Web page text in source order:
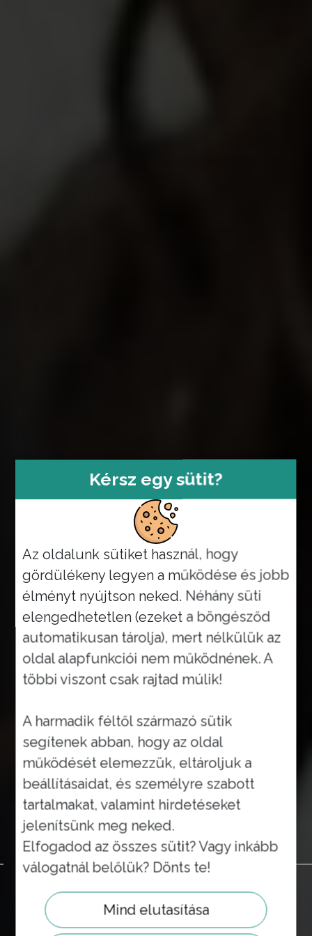
TÁPLÁLD A HAJAD OXIGÉNNEL!
OXYGENI
OXIGÉNTERÁPIA
Kérsz egy sütit?
Az oldalunk sütiket használ, hogy
gördülékeny legyen a működése és jobb
élményt nyújtson neked. Néhány süti
elengedhetetlen (ezeket a böngésződ
automatikusan tárolja), mert nélkülük az
oldal alapfunkciói nem működnének. A
többi viszont csak rajtad múlik!
A harmadik féltől származó sütik
segítenek abban, hogy az oldal
működését elemezzük, eltároljuk a
beállításaidat, és személyre szabott
tartalmakat, valamint hirdetéseket
jelenítsünk meg neked.
Elfogadod az összes sütit? Vagy inkább
válogatnál belőlük? Dönts te!
Mind elutasítása